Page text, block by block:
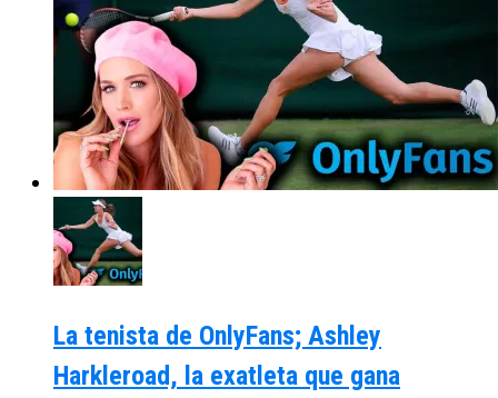
La tenista de OnlyFans; Ashley
Harkleroad, la exatleta que gana